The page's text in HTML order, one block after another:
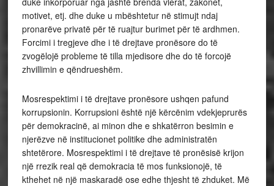
motivet, etj. dhe duke u mbështetur në stimujt ndaj
pronarëve privatë për të ruajtur burimet për të ardhmen.
Forcimi i tregjeve dhe i të drejtave pronësore do të
zvogëlojë probleme të tilla mjedisore dhe do të forcojë
zhvillimin e qëndrueshëm.
Mosrespektimi i të drejtave pronësore ushqen pafund
korrupsionin. Korrupsioni është një kërcënim vdekjeprurës
për demokracinë, ai minon dhe e shkatërron besimin e
njerëzve në institucionet politike dhe administratën
shtetërore. Mosrespektimi i të drejtave të pronësisë krijon
një rrezik real që demokracia të mos funksionojë, të
kthehet në një maskaradë ose edhe thjesht të zhduket. Më